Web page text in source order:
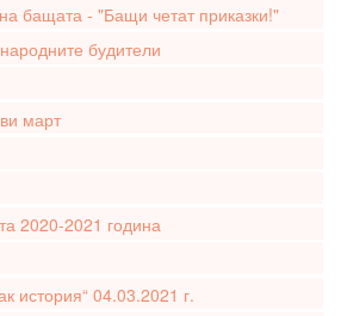
бащата - "Бащи четат приказки!"
будители
март
2020-2021 година
история“ 04.03.2021 г.